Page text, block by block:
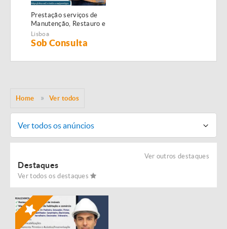
Prestação serviços de
Manutenção, Restauro e
Remodelação de
imóveis!
Lisboa
Sob Consulta
Home Ver todos
Ver todos os anúncios
Ver outros destaques
Destaques
Ver todos os destaques